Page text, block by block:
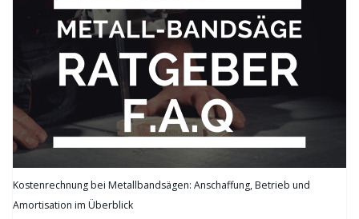
Kostenrechnung bei Metallbandsägen: Anschaffung, Betrieb und
Amortisation im Überblick